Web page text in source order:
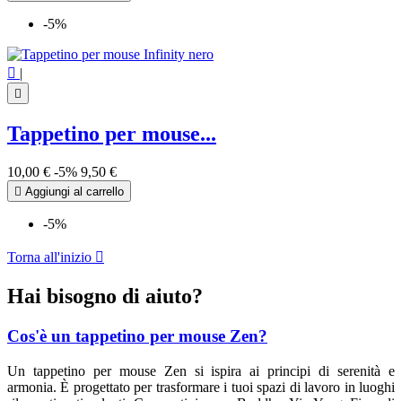
-5%
 |

Tappetino per mouse...
10,00 € -5% 9,50 €
 Aggiungi al carrello
-5%
Torna all'inizio 
Hai bisogno di aiuto?
Cos'è un tappetino per mouse Zen?
Un tappetino per mouse Zen si ispira ai principi di serenità e
armonia. È progettato per trasformare i tuoi spazi di lavoro in luoghi